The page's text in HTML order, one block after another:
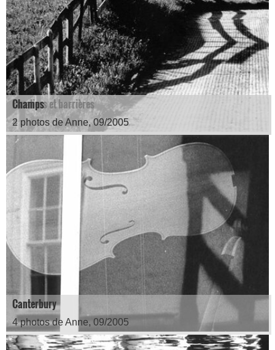
Escaliers et barrières
4 photos de Anne, 09/2005
Champs
2 photos de Anne, 09/2005
Canterbury
4 photos de Anne, 09/2005